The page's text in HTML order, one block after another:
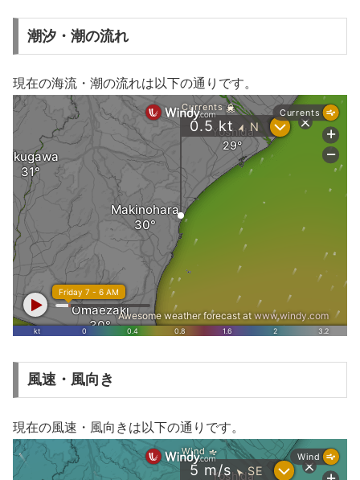
潮汐・潮の流れ
現在の海流・潮の流れは以下の通りです。
風速・風向き
現在の風速・風向きは以下の通りです。